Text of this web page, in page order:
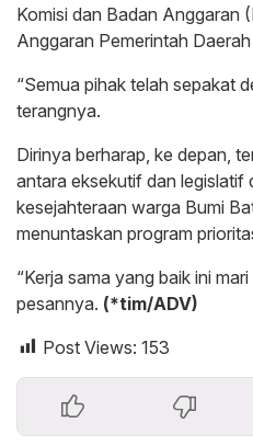
Komisi dan Badan Anggaran
Anggaran Pemerintah
“Semua pihak telah sepakat
terangnya.
Dirinya berharap, ke depan,
antara eksekutif dan legislatif
kesejahteraan warga Bumi
menuntaskan program
“Kerja sama yang baik ini
pesannya. (*tim/ADV)
Post Views: 153